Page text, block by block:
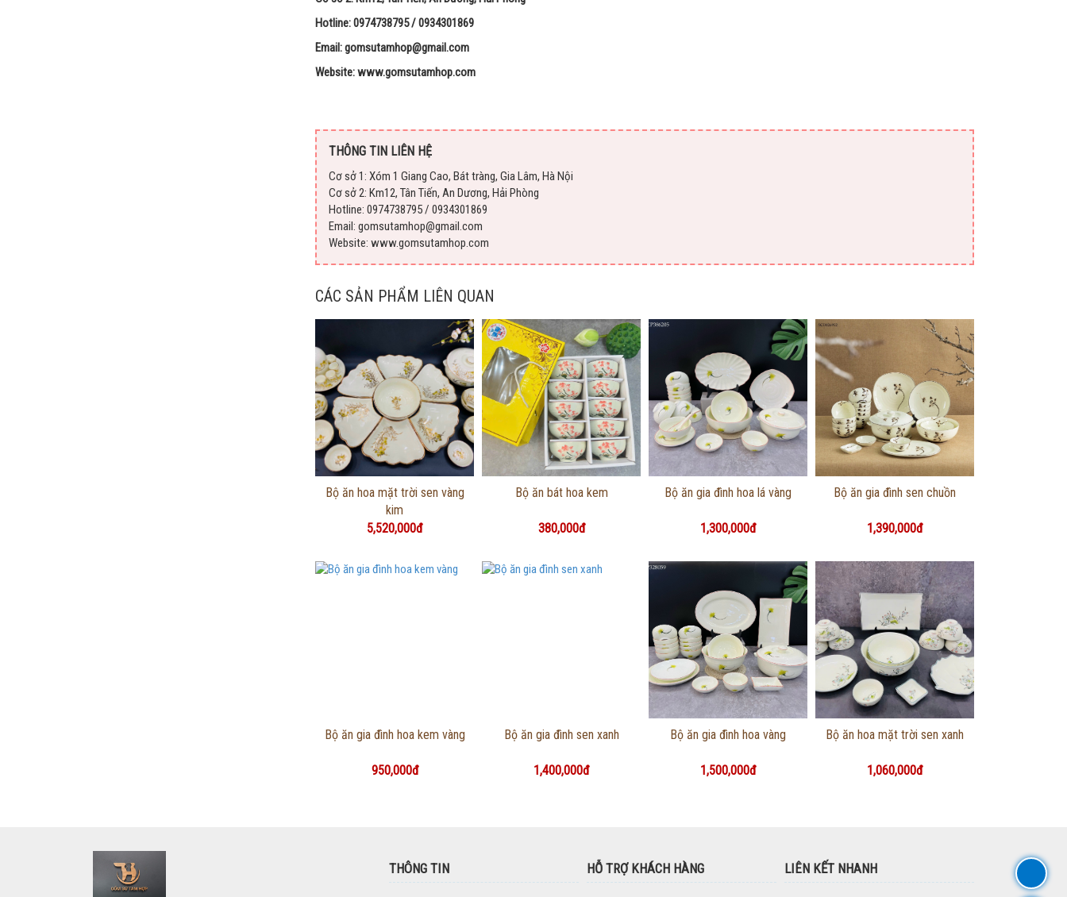
Hotline: 0974738795 / 0934301869
Email: gomsutamhop@gmail.com
Website: www.gomsutamhop.com
THÔNG TIN LIÊN HỆ
Cơ sở 1: Xóm 1 Giang Cao, Bát tràng, Gia Lâm, Hà Nội
Cơ sở 2: Km12, Tân Tiến, An Dương, Hải Phòng
Hotline: 0974738795 / 0934301869
Email: gomsutamhop@gmail.com
Website: www.gomsutamhop.com
CÁC SẢN PHẨM LIÊN QUAN
Thông tin chi tiết
Bộ ăn hoa mặt trời sen vàng
kim
5,520,000đ
Thông tin chi tiết
Bộ ăn bát hoa kem
380,000đ
Thông tin chi tiết
Bộ ăn gia đình hoa lá vàng
1,300,000đ
Thông tin chi tiết
Bộ ăn gia đình sen chuồn
1,390,000đ
Thông tin chi tiết
Bộ ăn gia đình hoa kem vàng
950,000đ
Thông tin chi tiết
Bộ ăn gia đình sen xanh
1,400,000đ
Thông tin chi tiết
Bộ ăn gia đình hoa vàng
1,500,000đ
Thông tin chi tiết
Bộ ăn hoa mặt trời sen xanh
1,060,000đ
THÔNG TIN HỖ TRỢ KHÁCH HÀNG LIÊN KẾT NHANH